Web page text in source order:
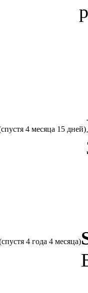
4 месяца 15 дней)
4 года 4 месяца)